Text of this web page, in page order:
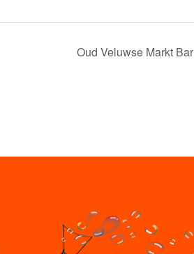
Oud Veluwse Markt